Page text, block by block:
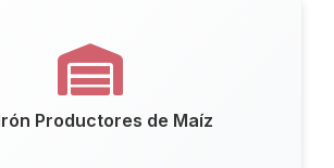
Productores de Maíz